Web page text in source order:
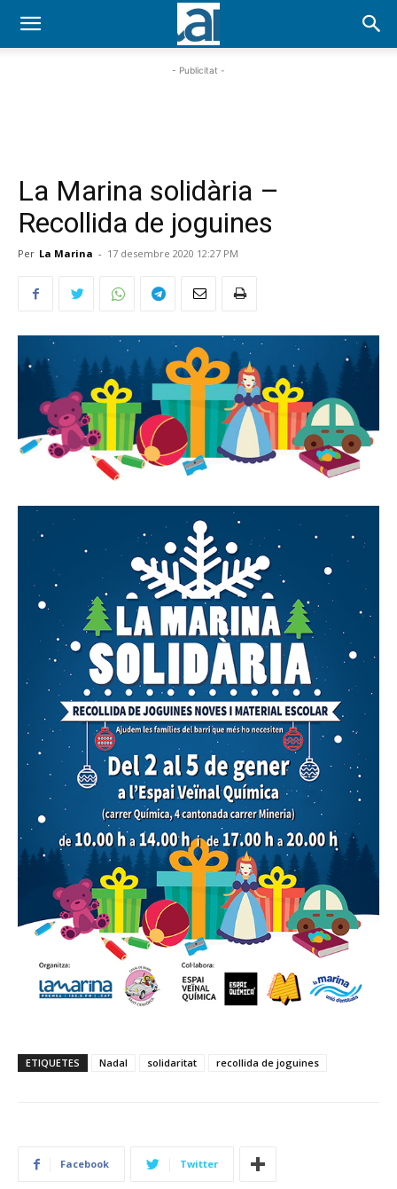
- Publicitat -
La Marina solidària –
Recollida de joguines
Per La Marina - 17 desembre 2020 12:27 PM
ETIQUETES Nadal solidaritat recollida de joguines
Facebook Twitter